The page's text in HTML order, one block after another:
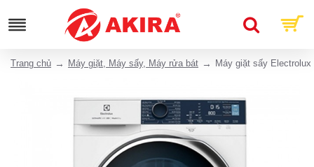
Trang chủ Máy giặt, Máy sấy, Máy rửa bát Máy giặt sấy